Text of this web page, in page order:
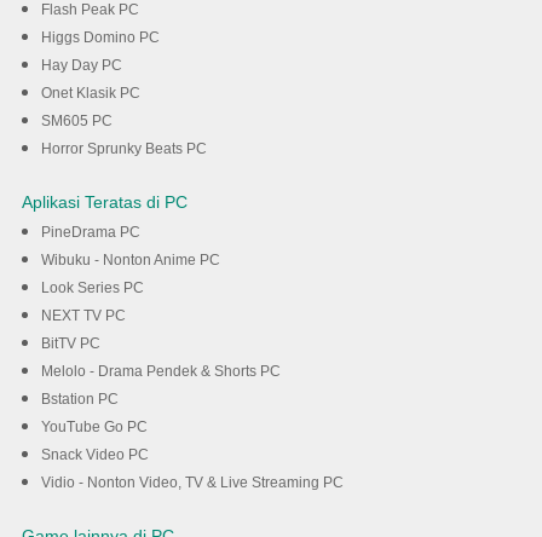
Flash Peak PC
Higgs Domino PC
Hay Day PC
Onet Klasik PC
SM605 PC
Horror Sprunky Beats PC
Aplikasi Teratas di PC
PineDrama PC
Wibuku - Nonton Anime PC
Look Series PC
NEXT TV PC
BitTV PC
Melolo - Drama Pendek & Shorts PC
Bstation PC
YouTube Go PC
Snack Video PC
Vidio - Nonton Video, TV & Live Streaming PC